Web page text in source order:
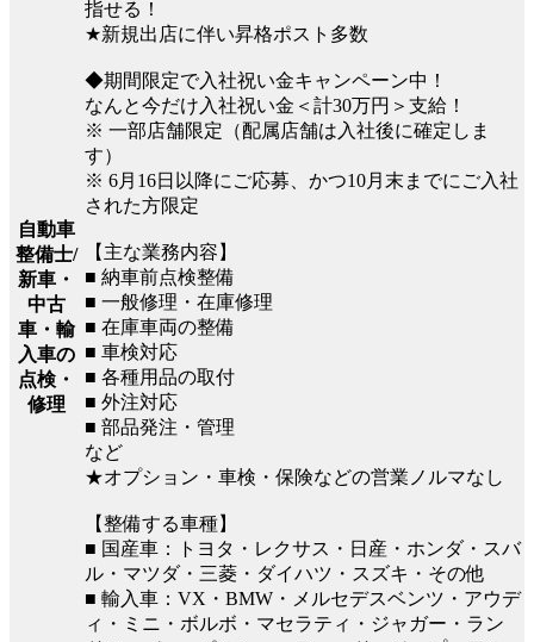
自動車
整備士/
新車・
中古
車・輸
入車の
点検・
修理
指せる！
★新規出店に伴い昇格ポスト多数
◆期間限定で入社祝い金キャンペーン中！
なんと今だけ入社祝い金＜計30万円＞支給！
※ 一部店舗限定（配属店舗は入社後に確定しま
す）
※ 6月16日以降にご応募、かつ10月末までにご入社
された方限定
【主な業務内容】
■ 納車前点検整備
■ 一般修理・在庫修理
■ 在庫車両の整備
■ 車検対応
■ 各種用品の取付
■ 外注対応
■ 部品発注・管理
など
★オプション・車検・保険などの営業ノルマなし
【整備する車種】
■ 国産車：トヨタ・レクサス・日産・ホンダ・スバ
ル・マツダ・三菱・ダイハツ・スズキ・その他
■ 輸入車：VX・BMW・メルセデスベンツ・アウデ
ィ・ミニ・ボルボ・マセラティ・ジャガー・ラン